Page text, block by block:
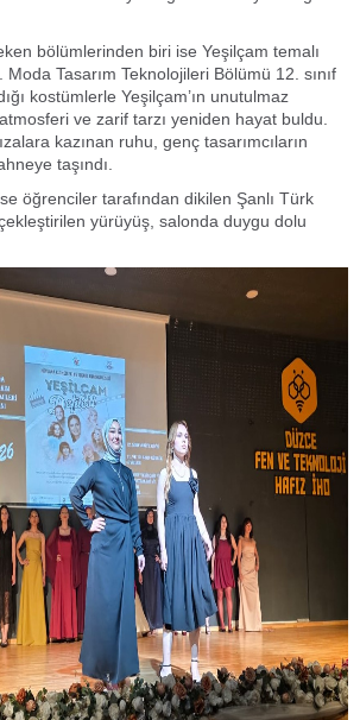
bölümlerinden biri ise Yeşilçam temalı
Tasarım Teknolojileri Bölümü 12. sınıf
kostümlerle Yeşilçam’ın unutulmaz
ve zarif tarzı yeniden hayat buldu.
kazınan ruhu, genç tasarımcıların
taşındı.
öğrenciler tarafından dikilen Şanlı Türk
yürüyüş, salonda duygu dolu